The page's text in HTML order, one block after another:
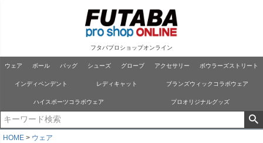
フタバプロショップオンライン
ウェア ボール バッグ シューズ グローブ アクセサリー ボウラーズストリート
インディペンデント レディキャット ブランズウィックコラボウェア
ハイスポーツコラボウェア プロオリジナルグッズ
HOME
ウェア